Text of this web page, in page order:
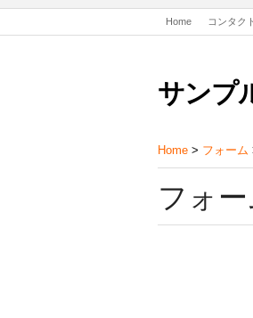
Home コンタクト
サンプ
Home > フォーム
フォ